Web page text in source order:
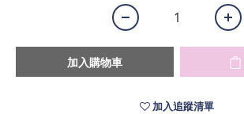
加入購物車
加入追蹤清單